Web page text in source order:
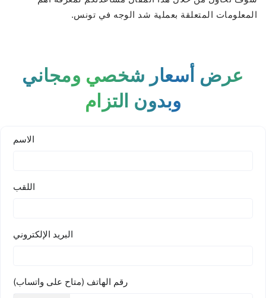
المعلومات المتعلقة بعملية شد الوجه في تونس.
عرض أسعار شخصي ومجاني
وبدون التزام